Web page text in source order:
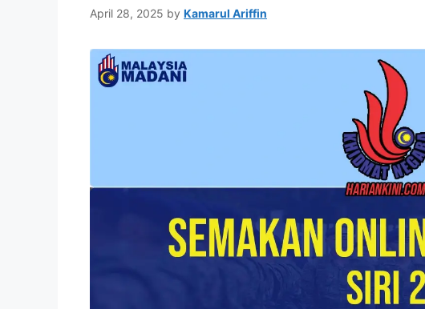
April 28, 2025 by Kamarul Ariffin